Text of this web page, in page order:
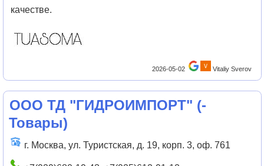
качестве.
2026-05-02 Vitaliy Sverov
ООО ТД "ГИДРОИМПОРТ" (-
Товары)
г. Москва, ул. Туристская, д. 19, корп. 3, оф. 761